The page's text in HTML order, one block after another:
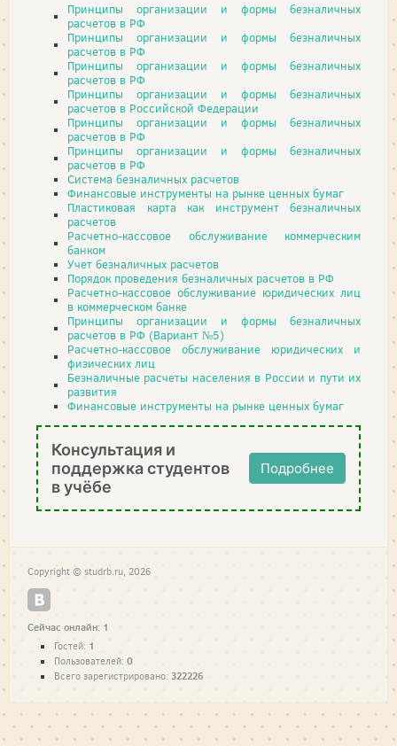
Принципы организации и формы безналичных
расчетов в РФ
Принципы организации и формы безналичных
расчетов в РФ
Принципы организации и формы безналичных
расчетов в РФ
Принципы организации и формы безналичных
расчетов в Российской Федерации
Принципы организации и формы безналичных
расчетов в РФ
Принципы организации и формы безналичных
расчетов в РФ
Система безналичных расчетов
Финансовые инструменты на рынке ценных бумаг
Пластиковая карта как инструмент безналичных
расчетов
Расчетно-кассовое обслуживание коммерческим
банком
Учет безналичных расчетов
Порядок проведения безналичных расчетов в РФ
Расчетно-кассовое обслуживание юридических лиц
в коммерческом банке
Принципы организации и формы безналичных
расчетов в РФ (Вариант №5)
Расчетно-кассовое обслуживание юридических и
физических лиц
Безналичные расчеты населения в России и пути их
развития
Финансовые инструменты на рынке ценных бумаг
Консультация и
поддержка студентов
в учёбе
Подробнее
Copyright © studrb.ru, 2026
Сейчас онлайн: 1
Гостей: 1
Пользователей: 0
Всего зарегистрировано: 322226